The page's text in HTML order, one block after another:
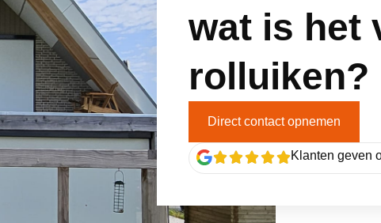
wat is het
rolluiken?
Direct contact opnemen
Klanten geven